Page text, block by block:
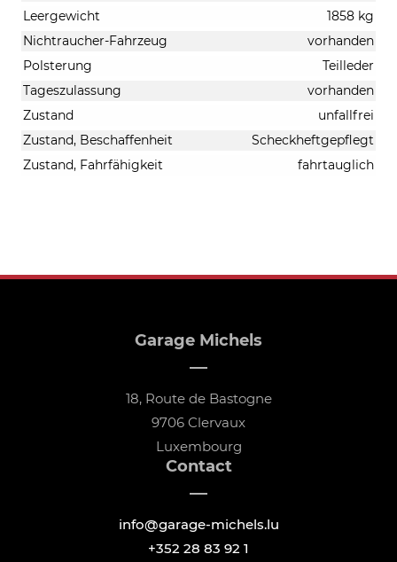
Leergewicht
1858 kg
Nichtraucher-Fahrzeug
vorhanden
Polsterung
Teilleder
Tageszulassung
vorhanden
Zustand
unfallfrei
Zustand, Beschaffenheit
Scheckheftgepflegt
Zustand, Fahrfähigkeit
fahrtauglich
Garage Michels
18, Route de Bastogne
9706 Clervaux
Luxembourg
Contact
info@garage-michels.lu
+352 28 83 92 1